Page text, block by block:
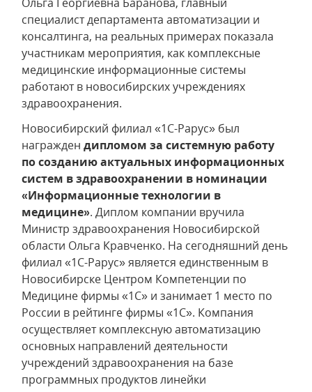
специалист департамента автоматизации и
консалтинга, на реальных примерах показала
участникам мероприятия, как комплексные
медицинские информационные системы
работают в новосибирских учреждениях
здравоохранения.
Новосибирский филиал «1С-Рарус» был
награжден дипломом за системную работу
по созданию актуальных информационных
систем в здравоохранении в номинации
«Информационные технологии в
медицине». Диплом компании вручила
Министр здравоохранения Новосибирской
области Ольга Кравченко. На сегодняшний день
филиал «1С-Рарус» является единственным в
Новосибирске Центром Компетенции по
Медицине фирмы «1С» и занимает 1 место по
России в рейтинге фирмы «1С». Компания
осуществляет комплексную автоматизацию
основных направлений деятельности
учреждений здравоохранения на базе
программных продуктов линейки